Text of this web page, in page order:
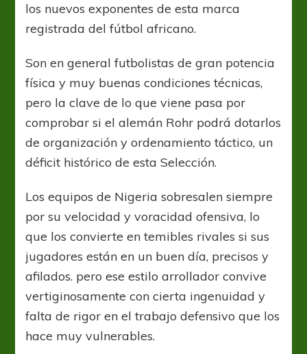
los nuevos exponentes de esta marca
registrada del fútbol africano.
Son en general futbolistas de gran potencia
física y muy buenas condiciones técnicas,
pero la clave de lo que viene pasa por
comprobar si el alemán Rohr podrá dotarlos
de organización y ordenamiento táctico, un
déficit histórico de esta Selección.
Los equipos de Nigeria sobresalen siempre
por su velocidad y voracidad ofensiva, lo
que los convierte en temibles rivales si sus
jugadores están en un buen día, precisos y
afilados. pero ese estilo arrollador convive
vertiginosamente con cierta ingenuidad y
falta de rigor en el trabajo defensivo que los
hace muy vulnerables.